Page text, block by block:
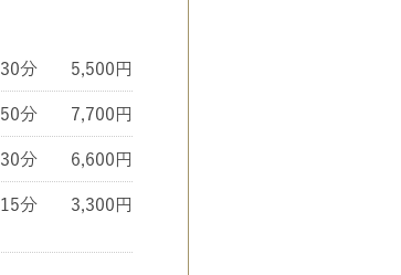
30分 5,500円
50分 7,700円
30分 6,600円
15分 3,300円